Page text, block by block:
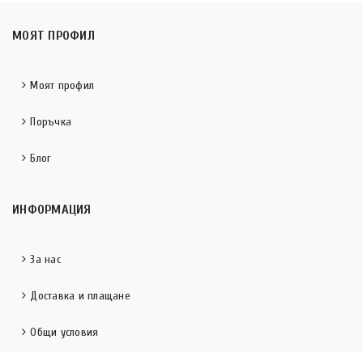
МОЯТ ПРОФИЛ
Моят профил
Поръчка
Блог
ИНФОРМАЦИЯ
За нас
Доставка и плащане
Общи условия